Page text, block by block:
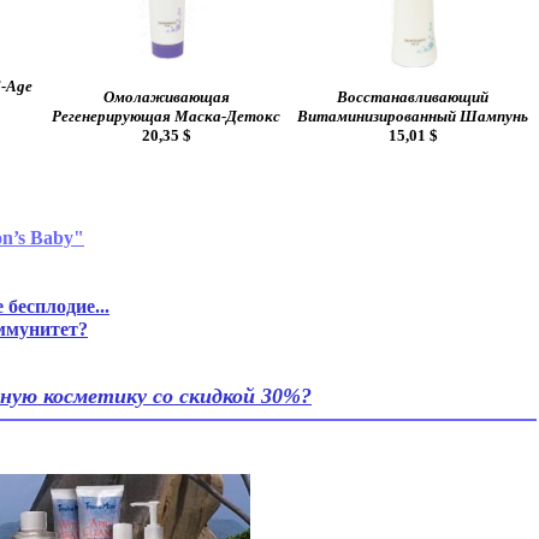
Омолаживающая
Регенерирующая Маска-Детокс
20,35 $
Восстанавливающий
Витаминизированный Шампунь
15,01 $
Baby"
косметику со скидкой 30%?